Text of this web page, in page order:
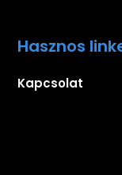
Hasznos
Kapcsolat